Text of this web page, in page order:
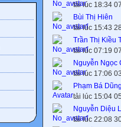
tải lúc 18:34
Bùi Thị Hiên
tải lúc 15:43
Trần Thị Kiều
tải lúc 07:19
Nguyễn Ngọc
tải lúc 17:06
Phạm Bá
tải lúc 15:04
Nguyễn Diệu
tải lúc 22:08